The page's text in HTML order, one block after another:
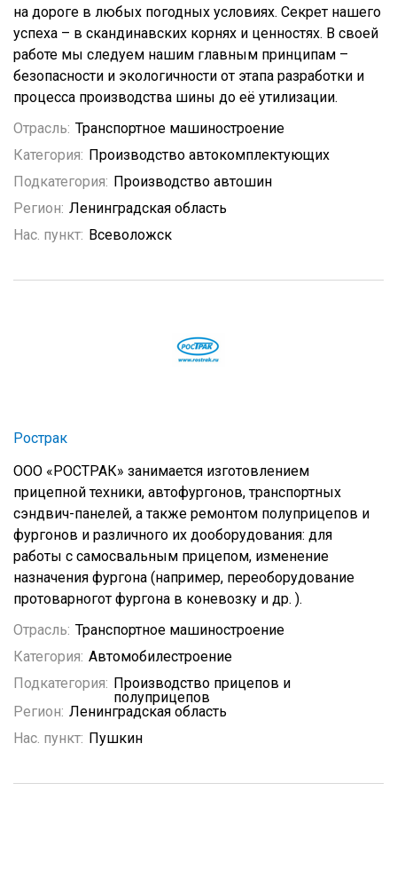
на дороге в любых погодных условиях. Секрет нашего
успеха – в скандинавских корнях и ценностях. В своей
работе мы следуем нашим главным принципам –
безопасности и экологичности от этапа разработки и
процесса производства шины до её утилизации.
Отрасль: Транспортное машиностроение
Категория: Производство автокомплектующих
Подкатегория: Производство автошин
Регион: Ленинградская область
Нас. пункт: Всеволожск
Рострак
ООО «РОСТРАК» занимается изготовлением
прицепной техники, автофургонов, транспортных
сэндвич-панелей, а также ремонтом полуприцепов и
фургонов и различного их дооборудования: для
работы с самосвальным прицепом, изменение
назначения фургона (например, переоборудование
протоварногот фургона в коневозку и др. ).
Отрасль: Транспортное машиностроение
Категория: Автомобилестроение
Подкатегория: Производство прицепов и
полуприцепов
Регион: Ленинградская область
Нас. пункт: Пушкин